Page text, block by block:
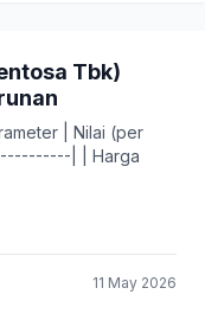
Tbk)
| Nilai (per
| | Harga
11 May 2026